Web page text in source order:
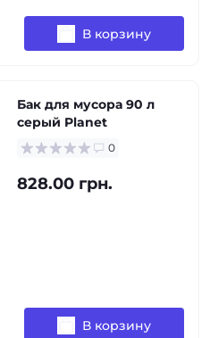
В корзину
Бак для мусора 90 л
серый Planet
0
828.00 грн.
В корзину